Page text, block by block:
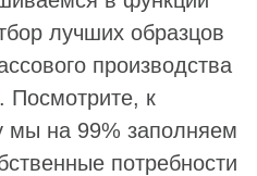
лучших образцов
производства
Посмотрите, к
мы на 99% заполняем
потребности